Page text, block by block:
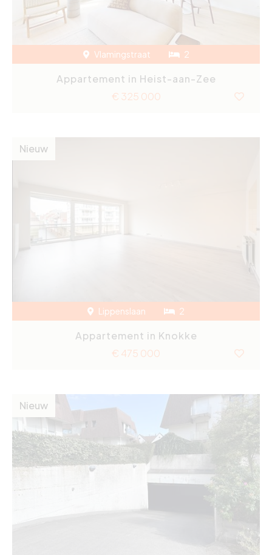
Vlamingstraat 2
Appartement in Heist-aan-Zee
€ 325 000
Nieuw
Lippenslaan 2
Appartement in Knokke
€ 475 000
Nieuw